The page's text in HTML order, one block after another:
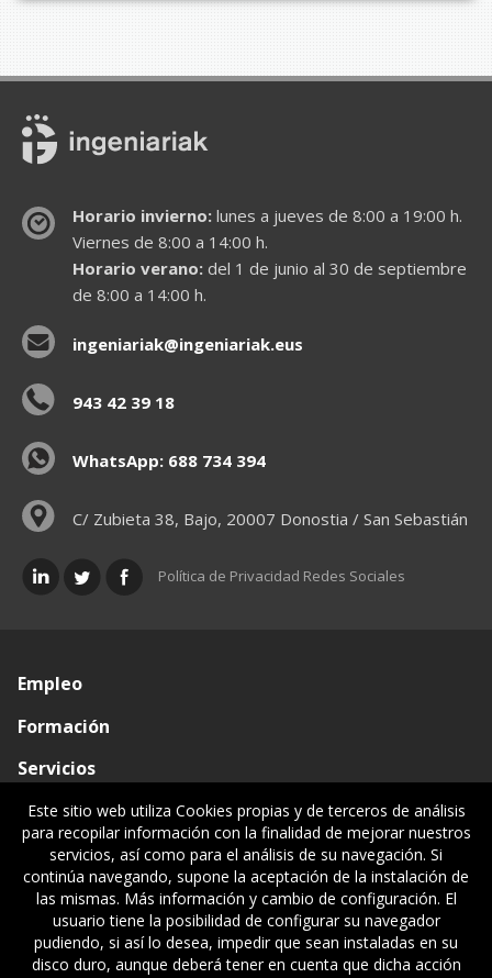
Horario invierno:lunes a jueves de 8:00 a 19:00 h.
Viernes de 8:00 a 14:00 h.
Horario verano:del 1 de junio al 30 de septiembre
de 8:00 a 14:00 h.
ingeniariak@ingeniariak.eus
943 42 39 18
WhatsApp: 688 734 394
C/ Zubieta 38, Bajo, 20007 Donostia / San Sebastián
Política de Privacidad Redes Sociales
Empleo
Formación
Servicios
Conócenos
Visado de documentos
Ventanilla única
Políticas legales
Este sitio web utiliza Cookies propias y de terceros de análisis
para recopilar información con la finalidad de mejorar nuestros
servicios, así como para el análisis de su navegación. Si
continúa navegando, supone la aceptación de la instalación de
las mismas. Más información y cambio de configuración. El
usuario tiene la posibilidad de configurar su navegador
pudiendo, si así lo desea, impedir que sean instaladas en su
disco duro, aunque deberá tener en cuenta que dicha acción